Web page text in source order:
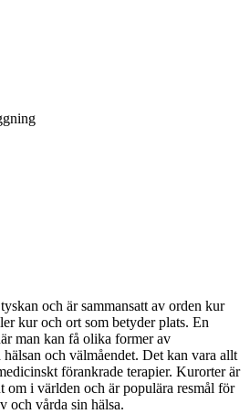
och är sammansatt av orden kur
kur och ort som betyder plats. En
man kan få olika former av
och välmåendet. Det kan vara allt
förankrade terapier. Kurorter är
om i världen och är populära resmål för
och vårda sin hälsa.